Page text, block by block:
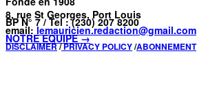
8, rue St Georges, Port Louis
BP N° 7 / Tel : (230) 207 8200
email: lemauricien.redaction@gmail.com
NOTRE ÉQUIPE →
DISCLAIMER/PRIVACY POLICY/ABONNEMENT